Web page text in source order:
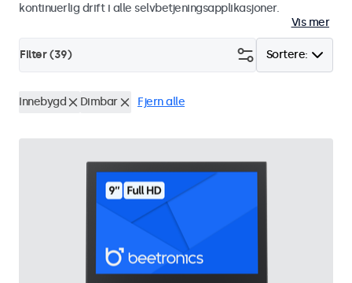
kontinuerlig drift i alle selvbetjeningsapplikasjoner.
Vis mer
Sortere:
Filter (39)
Innebygd Dimbar Fjern alle